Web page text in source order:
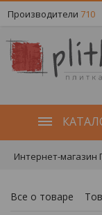
Производители 710
Интернет-магазин
Все о товаре